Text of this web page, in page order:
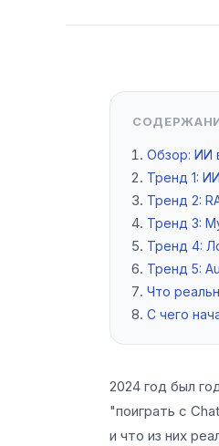
Обзор: ИИ
Тренд 1:
Тренд 2:
Тренд 3:
Тренд 4:
Тренд 5:
Что
С чего
2024 год был
"поиграть с
и что из них